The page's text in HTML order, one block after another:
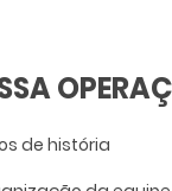
de história